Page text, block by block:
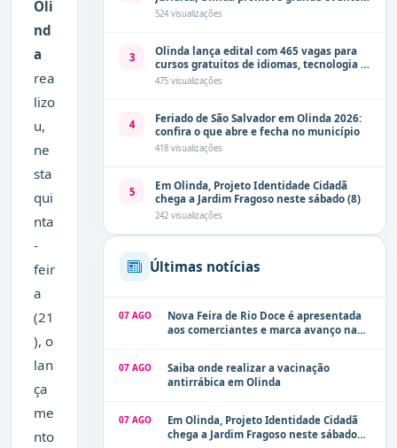
Oli
nd
a
rea
lizo
u,
ne
sta
qui
nta
-
feir
a
(21
), o
lan
ça
me
nto
de combate à violência contra a mulher
neste sábado (8)
524 visualizações
3
Olinda lança edital com 465 vagas para
cursos gratuitos de idiomas, tecnologia e
comunicação
475 visualizações
4
Feriado de São Salvador em Olinda 2026:
confira o que abre e fecha no município
418 visualizações
5
Em Olinda, Projeto Identidade Cidadã
chega a Jardim Fragoso neste sábado (8)
242 visualizações
Últimas notícias
07 AGO
Nova Feira de Rio Doce é apresentada
aos comerciantes e marca avanço na
07 AGO
Saiba onde realizar a vacinação
antirrábica em Olinda
07 AGO
Em Olinda, Projeto Identidade Cidadã
chega a Jardim Fragoso neste sábado